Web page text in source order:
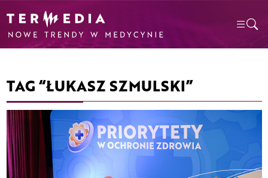
TAG “ŁUKASZ SZMULSKI”